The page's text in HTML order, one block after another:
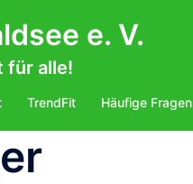
e. V.
für alle!
TrendFit Häufige Fragen